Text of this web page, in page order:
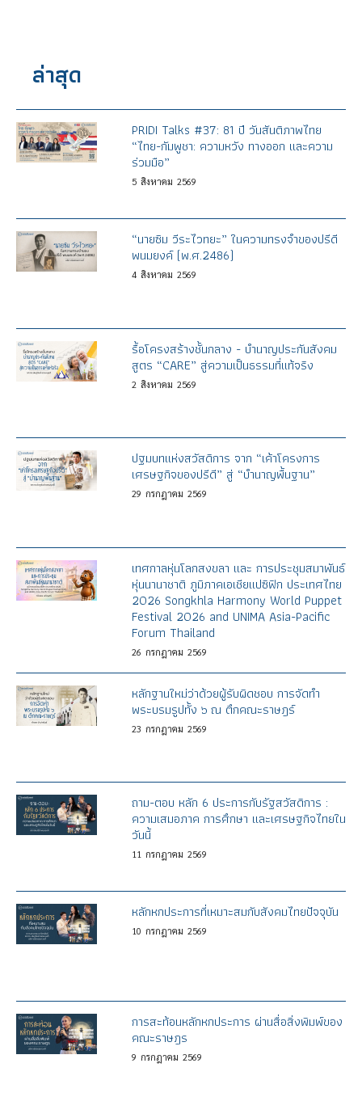
ล่าสุด
PRIDI Talks #37: 81 ปี วันสันติภาพไทย
“ไทย-กัมพูชา: ความหวัง ทางออก และความ
ร่วมมือ”
5 สิงหาคม 2569
“นายซิม วีระไวทยะ” ในความทรงจำของปรีดี
พนมยงค์ (พ.ศ.2486)
4 สิงหาคม 2569
รื้อโครงสร้างชั้นกลาง - บำนาญประกันสังคม
สูตร “CARE” สู่ความเป็นธรรมที่แท้จริง
2 สิงหาคม 2569
ปฐมบทแห่งสวัสดิการ จาก “เค้าโครงการ
เศรษฐกิจของปรีดี” สู่ “บำนาญพื้นฐาน”
29 กรกฎาคม 2569
เทศกาลหุ่นโลกสงขลา และ การประชุมสมาพันธ์
หุ่นนานาชาติ ภูมิภาคเอเชียแปซิฟิก ประเทศไทย
2026 Songkhla Harmony World Puppet
Festival 2026 and UNIMA Asia-Pacific
Forum Thailand
26 กรกฎาคม 2569
หลักฐานใหม่ว่าด้วยผู้รับผิดชอบ การจัดทำ
พระบรมรูปทั้ง ๖ ณ ตึกคณะราษฎร์
23 กรกฎาคม 2569
ถาม-ตอบ หลัก 6 ประการกับรัฐสวัสดิการ :
ความเสมอภาค การศึกษา และเศรษฐกิจไทยใน
วันนี้
11 กรกฎาคม 2569
หลักหกประการที่เหมาะสมกับสังคมไทยปัจจุบัน
10 กรกฎาคม 2569
การสะท้อนหลักหกประการ ผ่านสื่อสิ่งพิมพ์ของ
คณะราษฎร
9 กรกฎาคม 2569